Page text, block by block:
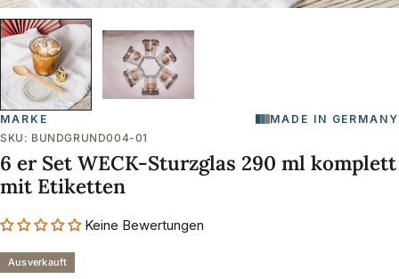
MARKE
MADE IN GERMANY
SKU: BUNDGRUND004-01
6 er Set WECK-Sturzglas 290 ml komplett
mit Etiketten
Keine Bewertungen
Ausverkauft